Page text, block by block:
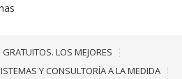
LOS MEJORES
Y CONSULTORÍA A LA MEDIDA